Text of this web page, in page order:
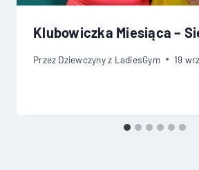
Klubowiczka Miesiąca –
Przez Dziewczyny z LadiesGym 19